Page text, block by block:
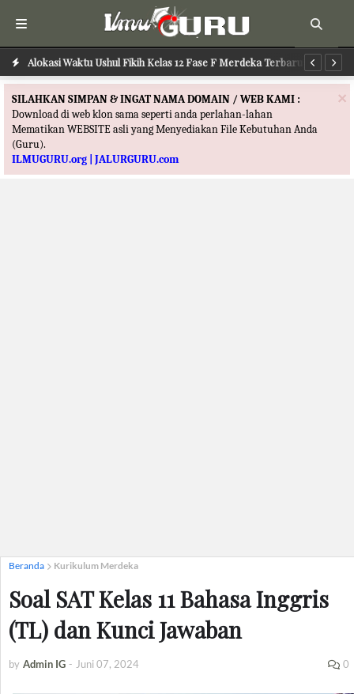
Alokasi Waktu Ushul Fikih Kelas 12 Fase F Merdeka Terbaru
Alokasi Waktu Ilmu Tafsir Kelas 12 Fase F Merdeka Terbaru
×
SILAHKAN SIMPAN & INGAT NAMA DOMAIN / WEB KAMI :
Download di web klon sama seperti anda perlahan-lahan
Mematikan WEBSITE asli yang Menyediakan File Kebutuhan Anda
(Guru).
ILMUGURU.org | JALURGURU.com
Beranda Kurikulum Merdeka
Soal SAT Kelas 11 Bahasa Inggris
(TL) dan Kunci Jawaban
by Admin IG - Juni 07, 2024 0